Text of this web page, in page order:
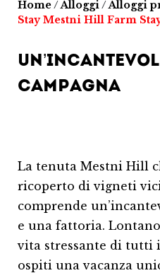
Home/Alloggi/Alloggi
Stay Mestni Hill Farm
CAMPAGNA
La tenuta Mestni Hill
ricoperto di vigneti
comprende
e una fattoria.
vita stressante di tutti
ospiti una vacanza